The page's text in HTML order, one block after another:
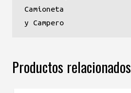
Camioneta
y Campero
Productos relacionados